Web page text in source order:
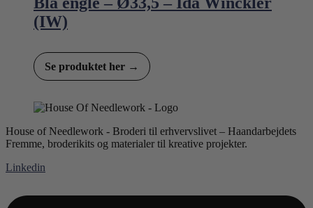
(IW)
Se produktet her →
House of Needlework - Broderi til erhvervslivet – Haandarbejdets
Fremme, broderikits og materialer til kreative projekter.
Linkedin